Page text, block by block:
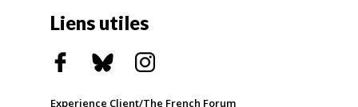
Liens utiles
Experience Client/The French Forum